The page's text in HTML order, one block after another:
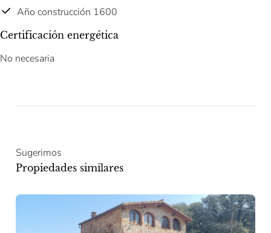
Año construcción 1600
Certificación energética
No necesaria
Sugerimos
Propiedades similares